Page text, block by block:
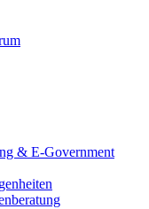
& E-Government